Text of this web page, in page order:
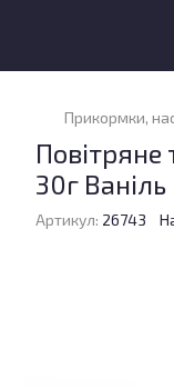
Прикормки,
Повітряне
30г Ваніль
Артикул: 26743